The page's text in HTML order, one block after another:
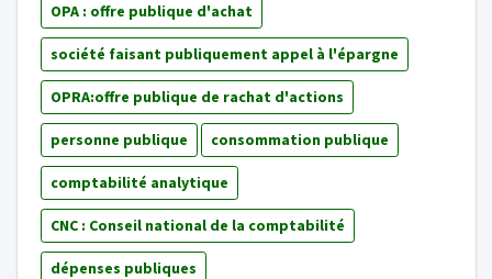
OPA : offre publique d'achat
société faisant publiquement appel à l'épargne
OPRA:offre publique de rachat d'actions
personne publique consommation publique
comptabilité analytique
CNC : Conseil national de la comptabilité
dépenses publiques